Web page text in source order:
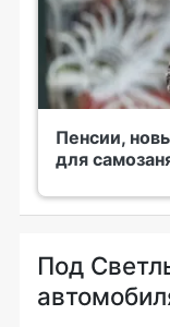
Пенсии,
для
Под